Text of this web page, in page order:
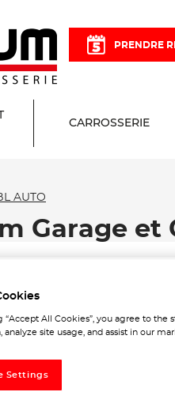
PRENDRE
CARROSSERIE
AUTO
Garage et
“Accept All Cookies”, you agree to
analyze site usage, and assist in our
Settings